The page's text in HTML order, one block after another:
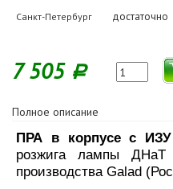
Санкт-Петербург достаточно
7 505 Р
Полное описание
ПРА в корпусе с
розжига лампы ДНаТ
производства Galad